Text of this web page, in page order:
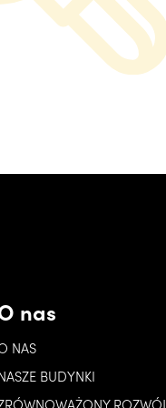
nas
NAS
BUDYNKI
ROZWÓJ